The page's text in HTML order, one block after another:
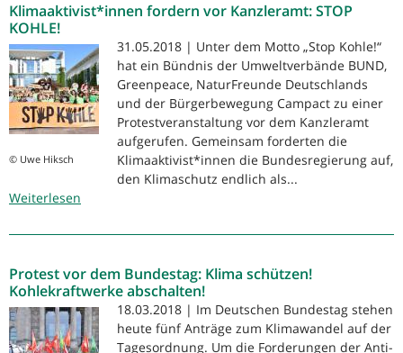
ein
Kontrollgesetz
ohne
jede
Hintertür
Klimaaktivist*innen fordern vor Kanzleramt: STOP
KOHLE!
© Uwe Hiksch
31.05.2018 | Unter dem Motto „Stop Kohle!“
hat ein Bündnis der Umweltverbände BUND,
Greenpeace, NaturFreunde Deutschlands
und der Bürgerbewegung Campact zu einer
Protestveranstaltung vor dem Kanzleramt
aufgerufen. Gemeinsam forderten die
Klimaaktivist*innen die Bundesregierung auf,
den Klimaschutz endlich als...
Weiterlesen
fordern
Kanzleramt:
STOP
KOHLE!
Protest vor dem Bundestag: Klima schützen!
Kohlekraftwerke abschalten!
18.03.2018 | Im Deutschen Bundestag stehen
heute fünf Anträge zum Klimawandel auf der
Tagesordnung. Um die Forderungen der Anti-